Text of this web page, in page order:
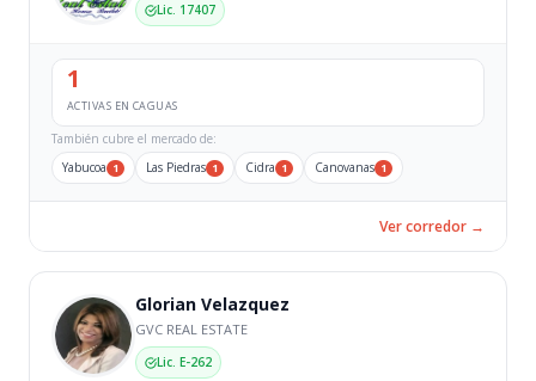
Lic. 17407
1
ACTIVAS EN CAGUAS
También cubre el mercado de:
Yabucoa 1 Las Piedras 1 Cidra 1 Canovanas 1
Ver corredor →
Glorian Velazquez
GVC REAL ESTATE
Lic. E-262